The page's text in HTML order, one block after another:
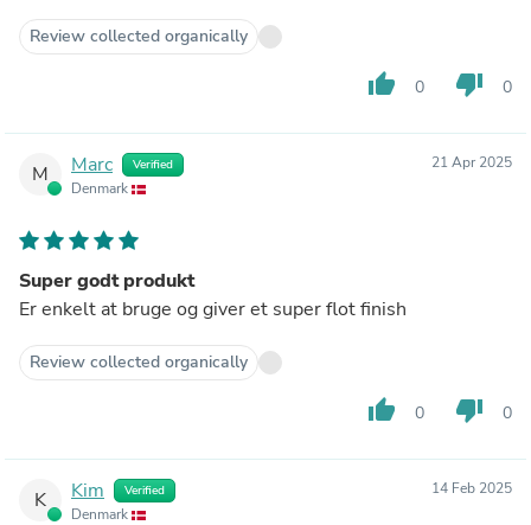
Review collected organically
thumb_up 0 thumb_down 0
M Marc Verified
Denmark
21 Apr 2025
Super godt produkt
Er enkelt at bruge og giver et super flot finish
Review collected organically
thumb_up 0 thumb_down 0
K Kim Verified
Denmark
14 Feb 2025